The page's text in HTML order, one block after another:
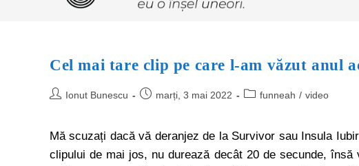
Cel mai tare clip pe care l-am văzut anul
Ionut Bunescu marți, 3 mai 2022 funneah / video
Mă scuzați dacă vă deranjez de la Survivor sau Insula
clipului de mai jos, nu durează decât 20 de secunde,